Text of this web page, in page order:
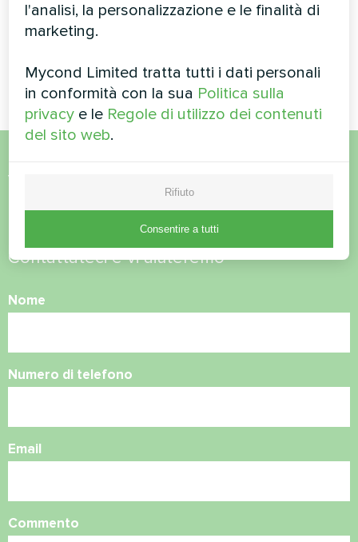
Fabbrica
serie MCU
Edificio per uffici
serie MCU
Volete acquistare o avete
domande?
Contattateci e vi aiuteremo
Nome
Numero di telefono
Email
Commento
l'analisi, la personalizzazione e le finalità di
marketing.
Mycond Limited tratta tutti i dati personali
in conformità con la sua Politica sulla
privacy e le Regole di utilizzo dei contenuti
del sito web.
Rifiuto
Consentire a tutti